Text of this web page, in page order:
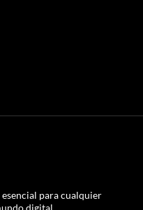
para cualquier
digital.